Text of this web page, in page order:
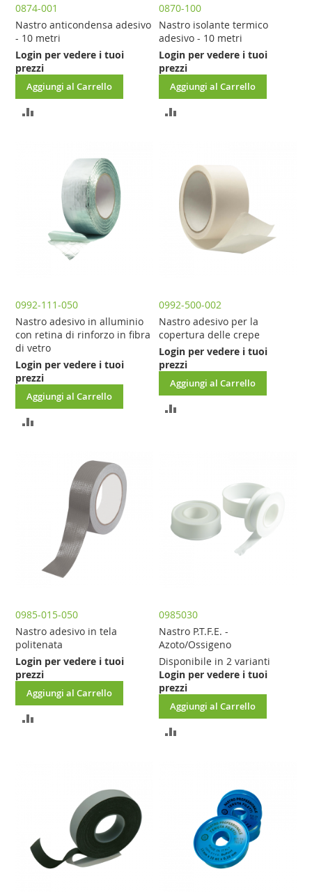
0874-001
Nastro anticondensa adesivo
- 10 metri
Login per vedere i tuoi
prezzi
Aggiungi al Carrello
AGGIUNGI
CONFRONTO
0870-100
Nastro isolante termico
adesivo - 10 metri
Login per vedere i tuoi
prezzi
Aggiungi al Carrello
0992-111-050
Nastro adesivo in alluminio
con retina di rinforzo in fibra
di vetro
Login per vedere i tuoi
prezzi
Aggiungi al Carrello
AGGIUNGI
CONFRONTO
0992-500-002
Nastro adesivo per la
copertura delle crepe
Login per vedere i tuoi
prezzi
Aggiungi al Carrello
0985-015-050
Nastro adesivo in tela
politenata
Login per vedere i tuoi
prezzi
Aggiungi al Carrello
AGGIUNGI
0985030
Nastro P.T.F.E. -
Azoto/Ossigeno
Disponibile in 2 varianti
Login per vedere i tuoi
prezzi
Aggiungi al Carrello